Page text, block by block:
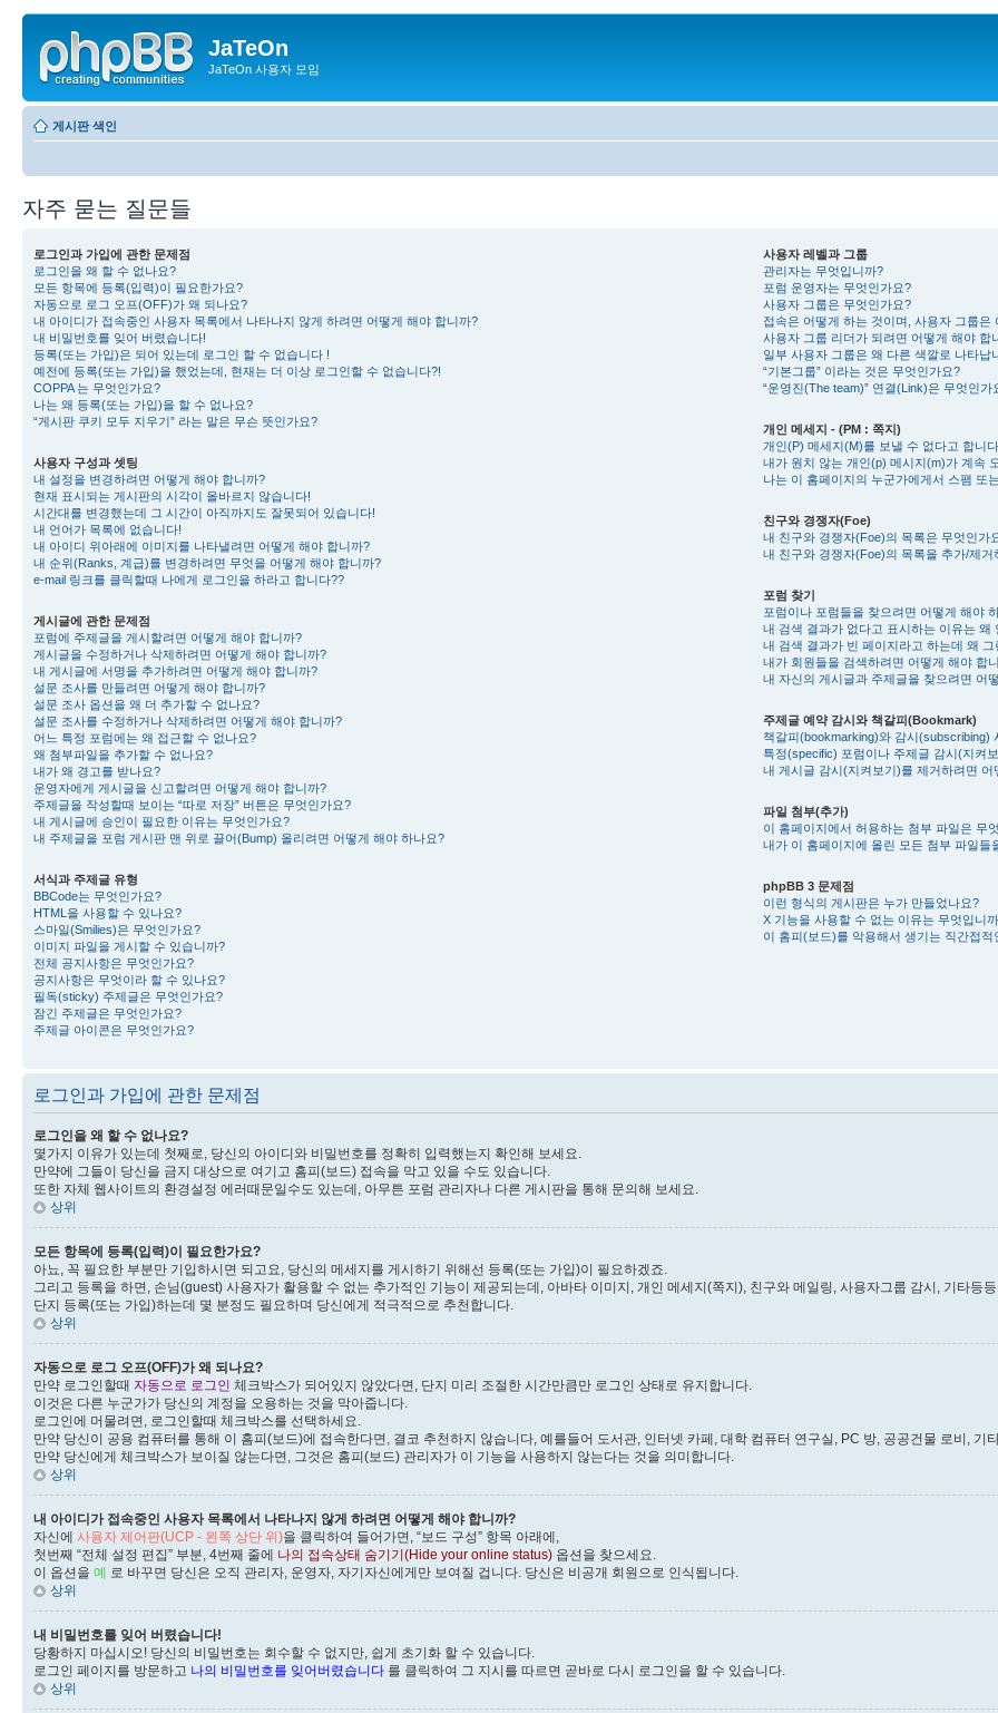
JaTeOn
JaTeOn 사용자 모임
게시판 색인
자주 묻는 질문들
로그인과 가입에 관한 문제점
로그인을 왜 할 수 없나요?
모든 항목에 등록(입력)이 필요한가요?
자동으로 로그 오프(OFF)가 왜 되나요?
내 아이디가 접속중인 사용자 목록에서 나타나지 않게 하려면 어떻게 해야 합니까?
내 비밀번호를 잊어 버렸습니다!
등록(또는 가입)은 되어 있는데 로그인 할 수 없습니다 !
예전에 등록(또는 가입)을 했었는데, 현재는 더 이상 로그인할 수 없습니다?!
COPPA 는 무엇인가요?
나는 왜 등록(또는 가입)을 할 수 없나요?
“게시판 쿠키 모두 지우기” 라는 말은 무슨 뜻인가요?
사용자 구성과 셋팅
내 설정을 변경하려면 어떻게 해야 합니까?
현재 표시되는 게시판의 시각이 올바르지 않습니다!
시간대를 변경했는데 그 시간이 아직까지도 잘못되어 있습니다!
내 언어가 목록에 없습니다!
내 아이디 위아래에 이미지를 나타낼려면 어떻게 해야 합니까?
내 순위(Ranks, 계급)를 변경하려면 무엇을 어떻게 해야 합니까?
e-mail 링크를 클릭할때 나에게 로그인을 하라고 합니다??
게시글에 관한 문제점
포럼에 주제글을 게시할려면 어떻게 해야 합니까?
게시글을 수정하거나 삭제하려면 어떻게 해야 합니까?
내 게시글에 서명을 추가하려면 어떻게 해야 합니까?
설문 조사를 만들려면 어떻게 해야 합니까?
설문 조사 옵션을 왜 더 추가할 수 없나요?
설문 조사를 수정하거나 삭제하려면 어떻게 해야 합니까?
어느 특정 포럼에는 왜 접근할 수 없나요?
왜 첨부파일을 추가할 수 없나요?
내가 왜 경고를 받나요?
운영자에게 게시글을 신고할려면 어떻게 해야 합니까?
주제글을 작성할때 보이는 “따로 저장” 버튼은 무엇인가요?
내 게시글에 승인이 필요한 이유는 무엇인가요?
내 주제글을 포럼 게시판 맨 위로 끌어(Bump) 올리려면 어떻게 해야 하나요?
서식과 주제글 유형
BBCode는 무엇인가요?
HTML을 사용할 수 있나요?
스마일(Smilies)은 무엇인가요?
이미지 파일을 게시할 수 있습니까?
전체 공지사항은 무엇인가요?
공지사항은 무엇이라 할 수 있나요?
필독(sticky) 주제글은 무엇인가요?
잠긴 주제글은 무엇인가요?
주제글 아이콘은 무엇인가요?
사용자 레벨과 그룹
관리자는 무엇입니까?
포럼 운영자는 무엇인가요?
사용자 그룹은 무엇인가요?
접속은 어떻게 하는 것이며, 사용자 그룹은
사용자 그룹 리더가 되려면 어떻게 해야 합
일부 사용자 그룹은 왜 다른 색깔로 나타납
“기본그룹” 이라는 것은 무엇인가요?
“운영진(The team)” 연결(Link)은 무엇인가
개인 메세지 - (PM : 쪽지)
개인(P) 메세지(M)를 보낼 수 없다고 합니
내가 원치 않는 개인(p) 메시지(m)가 계속
나는 이 홈페이지의 누군가에게서 스팸 또
친구와 경쟁자(Foe)
내 친구와 경쟁자(Foe)의 목록은 무엇인가
내 친구와 경쟁자(Foe)의 목록을 추가/제
포럼 찾기
포럼이나 포럼들을 찾으려면 어떻게 해야
내 검색 결과가 없다고 표시하는 이유는 왜
내 검색 결과가 빈 페이지라고 하는데 왜 그
내가 회원들을 검색하려면 어떻게 해야 합
내 자신의 게시글과 주제글을 찾으려면 어
주제글 예약 감시와 책갈피(Bookmark)
책갈피(bookmarking)와 감시(subscribing)
특정(specific) 포럼이나 주제글 감시(지켜
내 게시글 감시(지켜보기)를 제거하려면 어
파일 첨부(추가)
이 홈페이지에서 허용하는 첨부 파일은 무
내가 이 홈페이지에 올린 모든 첨부 파일들
phpBB 3 문제점
이런 형식의 게시판은 누가 만들었나요?
X 기능을 사용할 수 없는 이유는 무엇입니
이 홈피(보드)를 악용해서 생기는 직간접
로그인과 가입에 관한 문제점
로그인을 왜 할 수 없나요?
몇가지 이유가 있는데 첫째로, 당신의 아이디와 비밀번호를 정확히 입력했는지 확인해 보세요.
만약에 그들이 당신을 금지 대상으로 여기고 홈피(보드) 접속을 막고 있을 수도 있습니다.
또한 자체 웹사이트의 환경설정 에러때문일수도 있는데, 아무튼 포럼 관리자나 다른 게시판을 통해 문의해 보세요.
상위
모든 항목에 등록(입력)이 필요한가요?
아뇨, 꼭 필요한 부분만 기입하시면 되고요, 당신의 메세지를 게시하기 위해선 등록(또는 가입)이 필요하겠죠.
그리고 등록을 하면, 손님(guest) 사용자가 활용할 수 없는 추가적인 기능이 제공되는데, 아바타 이미지, 개인 메세지(쪽지), 친구와 메일링, 사용자그룹 감시, 기타등등...
단지 등록(또는 가입)하는데 몇 분정도 필요하며 당신에게 적극적으로 추천합니다.
상위
자동으로 로그 오프(OFF)가 왜 되나요?
만약 로그인할때 자동으로 로그인 체크박스가 되어있지 않았다면, 단지 미리 조절한 시간만큼만 로그인 상태로 유지합니다.
이것은 다른 누군가가 당신의 계정을 오용하는 것을 막아줍니다.
로그인에 머물려면, 로그인할때 체크박스를 선택하세요.
만약 당신이 공용 컴퓨터를 통해 이 홈피(보드)에 접속한다면, 결코 추천하지 않습니다, 예를들어 도서관, 인터넷 카페, 대학 컴퓨터 연구실, PC 방, 공공건물 로비, 기타
만약 당신에게 체크박스가 보이질 않는다면, 그것은 홈피(보드) 관리자가 이 기능을 사용하지 않는다는 것을 의미합니다.
상위
내 아이디가 접속중인 사용자 목록에서 나타나지 않게 하려면 어떻게 해야 합니까?
자신에 사용자 제어판(UCP - 왼쪽 상단 위)을 클릭하여 들어가면, “보드 구성” 항목 아래에,
첫번째 “전체 설정 편집” 부분, 4번째 줄에 나의 접속상태 숨기기(Hide your online status) 옵션을 찾으세요.
이 옵션을 예 로 바꾸면 당신은 오직 관리자, 운영자, 자기자신에게만 보여질 겁니다. 당신은 비공개 회원으로 인식됩니다.
상위
내 비밀번호를 잊어 버렸습니다!
당황하지 마십시오! 당신의 비밀번호는 회수할 수 없지만, 쉽게 초기화 할 수 있습니다.
로그인 페이지를 방문하고 나의 비밀번호를 잊어버렸습니다 를 클릭하여 그 지시를 따르면 곧바로 다시 로그인을 할 수 있습니다.
상위